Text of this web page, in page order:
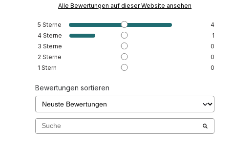
Alle Bewertungen auf dieser Website ansehen
5 Sterne
4
4 Sterne
1
3 Sterne
0
2 Sterne
0
1 Stern 0
Bewertungen sortieren